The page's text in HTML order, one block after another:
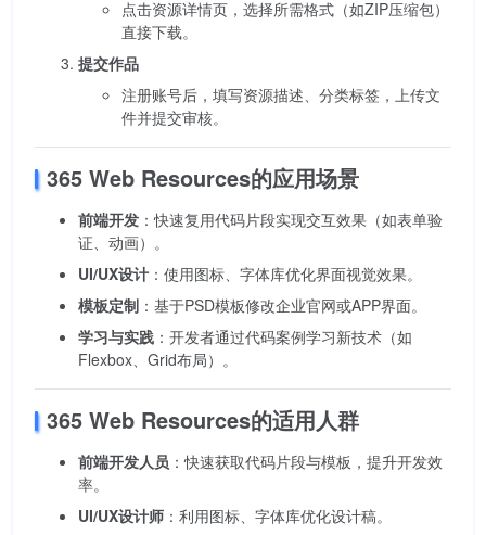
点击资源详情页，选择所需格式（如ZIP压缩包）
直接下载。
提交作品
注册账号后，填写资源描述、分类标签，上传文
件并提交审核。
365 Web Resources的应用场景
前端开发 ：快速复用代码片段实现交互效果（如表单验
证、动画）。
UI/UX设计 ：使用图标、字体库优化界面视觉效果。
模板定制 ：基于PSD模板修改企业官网或APP界面。
学习与实践 ：开发者通过代码案例学习新技术（如
Flexbox、Grid布局）。
365 Web Resources的适用人群
前端开发人员 ：快速获取代码片段与模板，提升开发效
率。
UI/UX设计师 ：利用图标、字体库优化设计稿。